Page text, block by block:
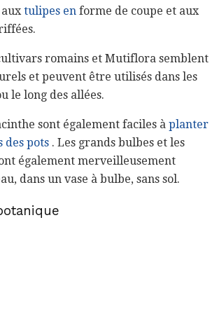
tulipes en forme de coupe et aux
romains et Mutiflora semblent
et peuvent être utilisés dans les
le long des allées.
sont également faciles à planter
des pots . Les grands bulbes et les
également merveilleusement
dans un vase à bulbe, sans sol.